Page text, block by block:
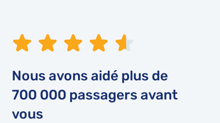
Nous avons aidé plus de
700 000 passagers avant
vous